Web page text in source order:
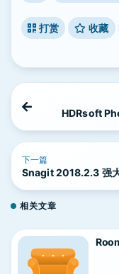
打赏 收藏
HDRsoft
下一篇
Snagit 2018.2.3 强
相关文章